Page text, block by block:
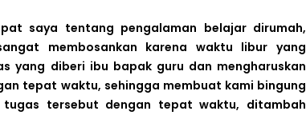
saya tentang pengalaman belajar dirumah,
membosankan karena waktu libur yang
yang diberi ibu bapak guru dan mengharuskan
tepat waktu, sehingga membuat kami bingung
tugas tersebut dengan tepat waktu, ditambah